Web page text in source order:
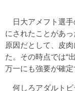
日大アメフト選手
にされたことがあ
原因だとして、皮
た。その時点では“
万一にも強要が確定
何しろアダルトビ